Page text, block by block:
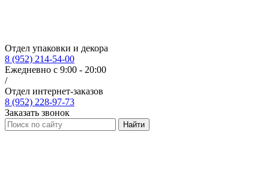
Отдел упаковки и декора
8 (952) 214-54-00
Ежедневно с 9:00 - 20:00
/
Отдел интернет-заказов
8 (952) 228-97-73
Заказать звонок
Найти